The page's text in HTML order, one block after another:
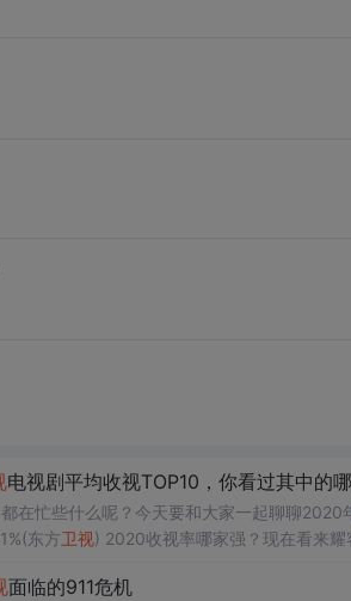
电视剧平均收视TOP10，你看过其中的
在忙些什么呢？今天要和大家一起聊聊2020
东方卫视) 2020收视率哪家强？现在看来耀
面临的911危机